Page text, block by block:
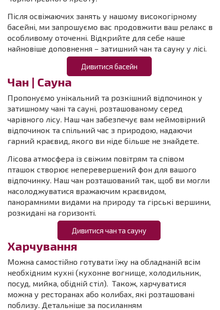
Після освіжаючих занять у нашому високогірному
басейні, ми запрошуємо вас продовжити ваш релакс в
особливому оточенні. Відкрийте для себе наше
найновіше доповнення – затишний чан та сауну у лісі.
Дивитися басейн
Чан | Сауна
Пропонуємо унікальний та розкішний відпочинок у
затишному чані та сауні, розташованому серед
чарівного лісу. Наш чан забезпечує вам неймовірний
відпочинок та спільний час з природою, надаючи
гарний краєвид, якого ви ніде більше не знайдете.
Лісова атмосфера із свіжим повітрям та співом
пташок створює неперевершений фон для вашого
відпочинку. Наш чан розташований так, щоб ви могли
насолоджуватися вражаючим краєвидом,
панорамними видами на природу та гірські вершини,
розкидані на горизонті.
Дивитися чан та сауну
Харчування
Можна самостійно готувати їжу на обладнаній всім
необхідним кухні (кухонне вогнище, холодильник,
посуд, мийка, обідній стіл). Також, харчуватися
можна у ресторанах або колибах, які розташовані
поблизу. Детальніше за посиланням